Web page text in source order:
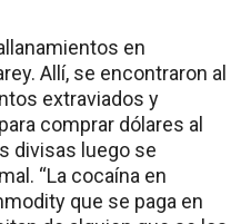
en
Allí, se encontraron al
extraviados y
comprar dólares al
divisas luego se
“La cocaína en
que se paga en